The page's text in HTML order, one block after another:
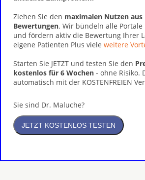
Ziehen Sie den maximalen Nutzen aus
Bewertungen. Wir bündeln alle Portale
und fördern aktiv die Bewertung Ihrer
eigene Patienten Plus viele weitere
Starten Sie JETZT und testen Sie den
kostenlos für 6 Wochen - ohne Risiko.
automatisch mit der KOSTENFREIEN
Sie sind Dr. Maluche?